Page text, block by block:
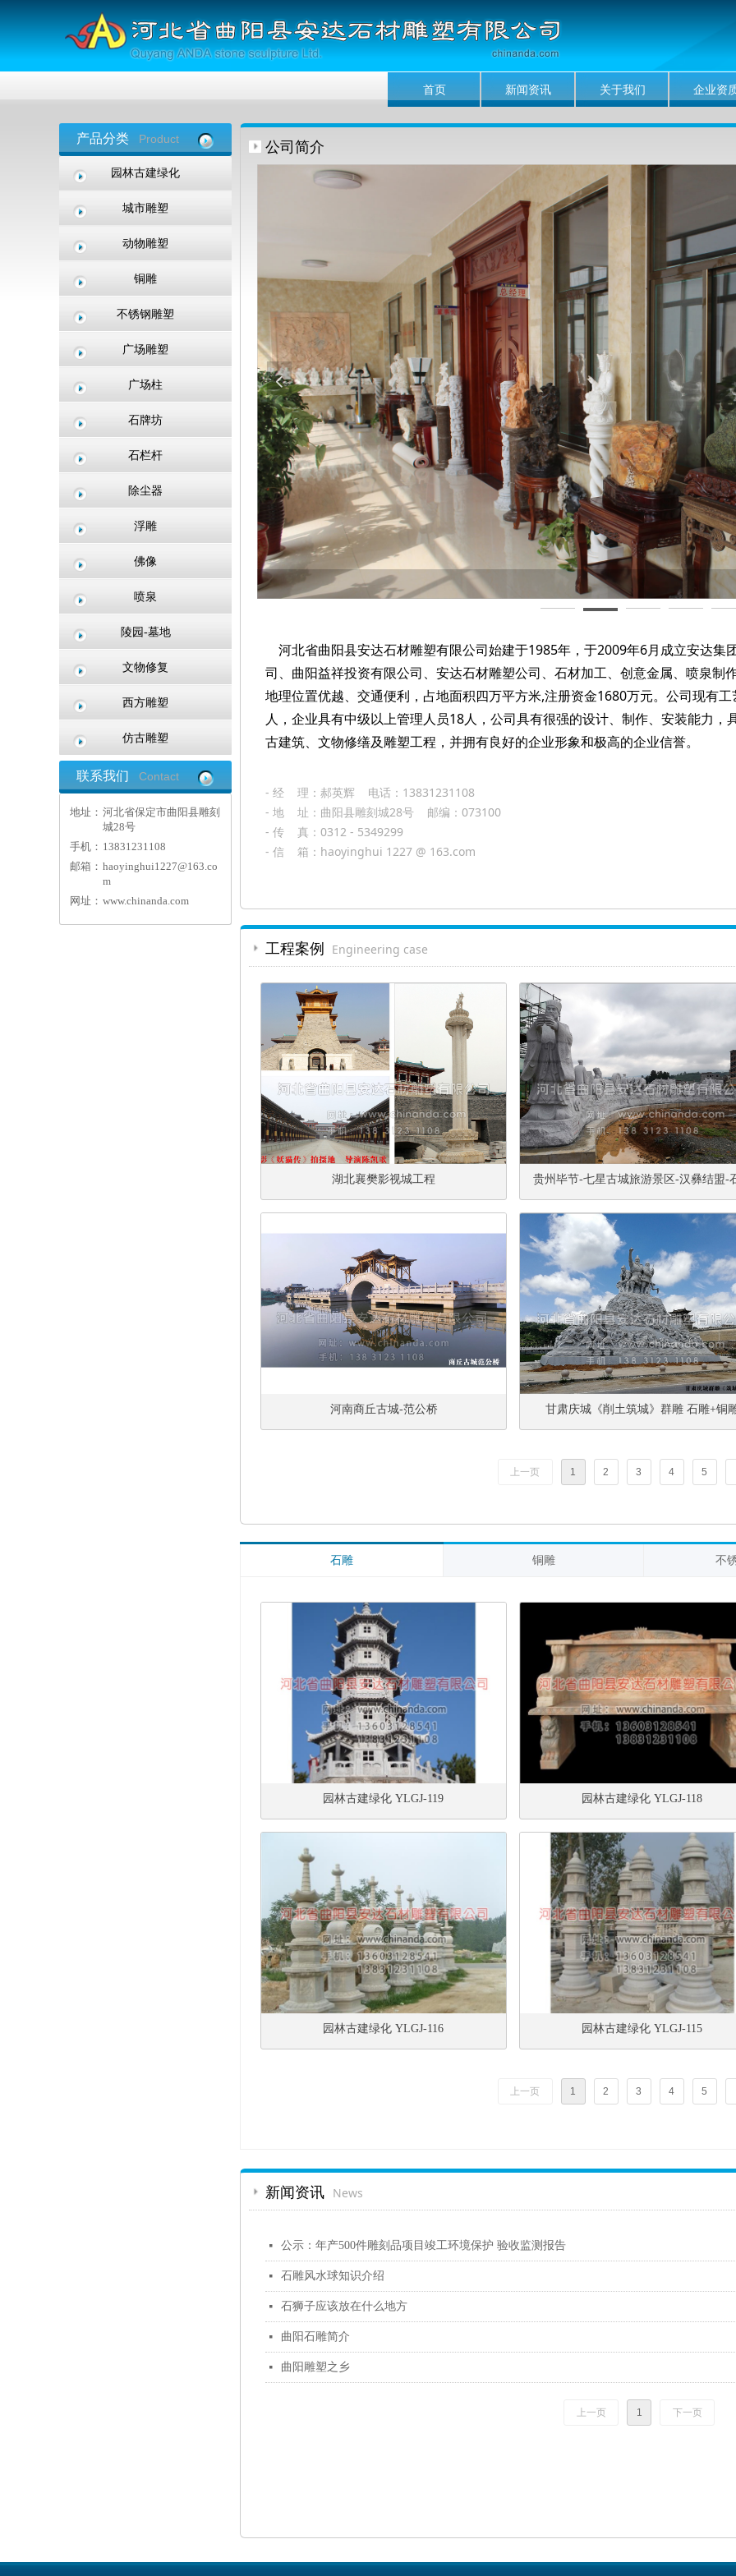
首页 新闻资讯 关于我们 企业资
公司简介
넳
河北省曲阳县安达石材雕塑有限公司始建于1985年，于2009年6月成立安达集
司、曲阳益祥投资有限公司、安达石材雕塑公司、石材加工、创意金属、喷泉制
地理位置优越、交通便利，占地面积四万平方米,注册资金1680万元。公司现有
人，企业具有中级以上管理人员18人，公司具有很强的设计、制作、安装能力
古建筑、文物修缮及雕塑工程，并拥有良好的企业形象和极高的企业信誉。
- 经 理：郝英辉 电话：13831231108
- 地 址：曲阳县雕刻城28号 邮编：073100
- 传 真：0312 - 5349299
- 信 箱：haoyinghui 1227 @ 163.com
石雕 铜雕 不
园林古建绿化 YLGJ-119 园林古建绿化 YLGJ-118
园林古建绿化 YLGJ-116 园林古建绿化 YLGJ-115
上一页 1 2 3 4 5
工程案例 Engineering case
湖北襄樊影视城工程
贵州毕节-七星古城旅游景区-汉彝结盟-
群雕
河南商丘古城-范公桥 甘肃庆城《削土筑城》群雕 石雕+铜
上一页 1 2 3 4 5
新闻资讯 News
넷 公示：年产500件雕刻品项目竣工环境保护 验收监测报告
넷 石雕风水球知识介绍
넷 石狮子应该放在什么地方
넷 曲阳石雕简介
넷 曲阳雕塑之乡
上一页 1 下一页
产品分类 Product
联系我们
Contact
US
园林古建绿化
城市雕塑
动物雕塑
铜雕
不锈钢雕塑
广场雕塑
广场柱
石牌坊
石栏杆
除尘器
浮雕
佛像
喷泉
陵园-墓地
文物修复
西方雕塑
仿古雕塑
地址： 河北省保定市曲阳县雕刻
城28号
手机： 13831231108
邮箱： haoyinghui1227@163.co
m
网址： www.chinanda.com